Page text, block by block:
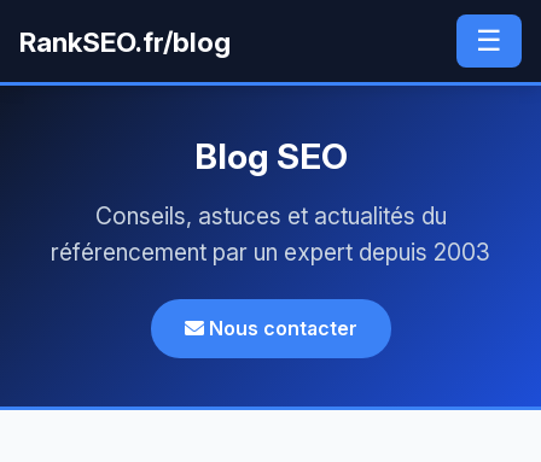
RankSEO.fr/blog ☰
Blog SEO
Conseils, astuces et actualités du
référencement par un expert depuis 2003
Nous contacter